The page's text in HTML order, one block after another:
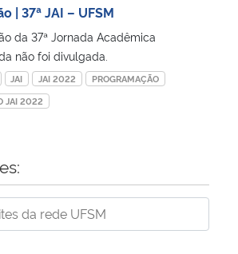
| 37ª JAI – UFSM
da 37ª Jornada Acadêmica
não foi divulgada.
JAI JAI 2022
PROGRAMAÇÃO
JAI 2022